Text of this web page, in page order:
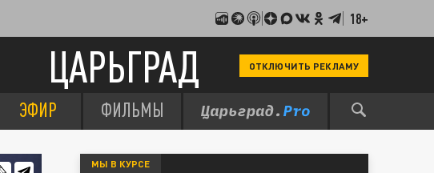
18+
ЦАРЬГРАД ОТКЛЮЧИТЬ РЕКЛАМУ
ЭФИР ФИЛЬМЫ
МЫ В КУРСЕ